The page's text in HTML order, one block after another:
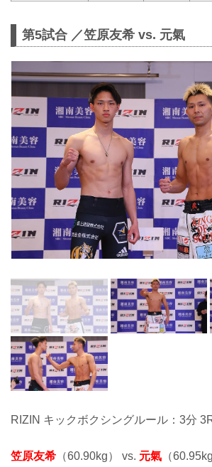
第5試合 ／笠原友希 vs. 元氣
RIZIN キックボクシングルール：3分
笠原友希 （60.90kg） vs. 元氣 （60.95kg